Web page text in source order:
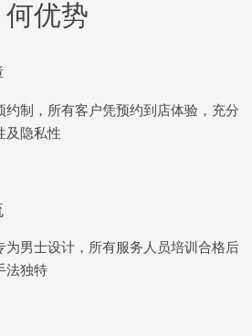
何优势
约制，所有客户凭预约到店体验，充分
及隐私性
为男士设计，所有服务人员培训合格后
法独特